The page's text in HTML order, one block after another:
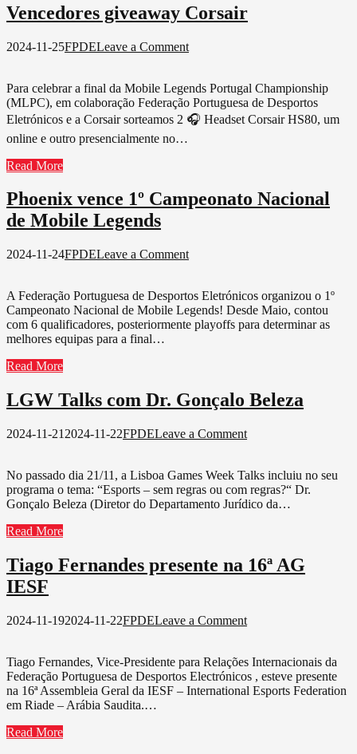
que
merece
Vencedores giveaway Corsair
2024-11-25FPDELeave a Commenton
Corsair
Para celebrar a final da Mobile Legends Portugal Championship
(MLPC), em colaboração Federação Portuguesa de Desportos
Eletrónicos e a Corsair sorteamos 2 🎧 Headset Corsair HS80, um
online e outro presencialmente no…
Read More
Phoenix vence 1º Campeonato Nacional
de Mobile Legends
2024-11-24FPDELeave a Commenton
1º
Campeonato
Nacional
A Federação Portuguesa de Desportos Eletrónicos organizou o 1º
Campeonato Nacional de Mobile Legends! Desde Maio, contou
com 6 qualificadores, posteriormente playoffs para determinar as
melhores equipas para a final…
Read More
LGW Talks com Dr. Gonçalo Beleza
2024-11-21 2024-11-22FPDELeave a Commenton
com
Dr.
Gonçalo
No passado dia 21/11, a Lisboa Games Week Talks incluiu no seu
programa o tema: “Esports – sem regras ou com regras?“ Dr.
Gonçalo Beleza (Diretor do Departamento Jurídico da…
Read More
Tiago Fernandes presente na 16ª AG
IESF
2024-11-192024-11-22FPDELeave a Commenton
presente
na
16ª
Tiago Fernandes, Vice-Presidente para Relações Internacionais da
Federação Portuguesa de Desportos Electrónicos , esteve presente
na 16ª Assembleia Geral da IESF – International Esports Federation
em Riade – Arábia Saudita.…
Read More